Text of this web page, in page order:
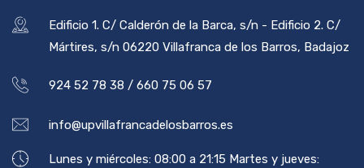
Edificio 1. C/ Calderón de la Barca, s/n - Edificio 2. C/
Mártires, s/n 06220 Villafranca de los Barros, Badajoz
924 52 78 38 / 660 75 06 57
info@upvillafrancadelosbarros.es
Lunes y miércoles: 08:00 a 21:15 Martes y jueves: